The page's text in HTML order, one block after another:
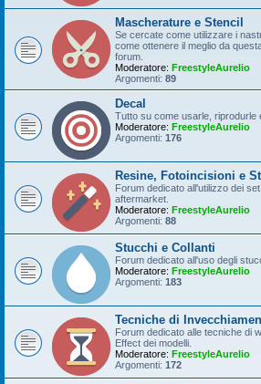
Mascherature e Stencil
Se cercate come utilizzare i
come ottenere il meglio da
forum.
Moderatore: FreestyleAurelio
Argomenti: 89
Decal
Tutto su come usarle, riprodurle
Moderatore: FreestyleAurelio
Argomenti: 176
Resine, Fotoincisioni e
Forum dedicato all'utilizzo dei
aftermarket.
Moderatore: FreestyleAurelio
Argomenti: 88
Stucchi e Collanti
Forum dedicato all'uso degli
Moderatore: FreestyleAurelio
Argomenti: 183
Tecniche di
Forum dedicato alle tecniche di
Effect dei modelli.
Moderatore: FreestyleAurelio
Argomenti: 172